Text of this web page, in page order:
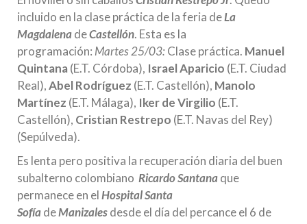
incluido en la clase práctica de la feria deLa
MagdalenadeCastellón. Esta es la
programación: Martes 25/03:Clase práctica. Manuel
Quintana(E.T. Córdoba), Israel Aparicio (E.T. Ciudad
Real),Abel Rodríguez (E.T. Castellón), Manolo
Martínez (E.T. Málaga), Iker de Virgilio (E.T.
Castellón), Cristian Restrepo (E.T. Navas del Rey)
(Sepúlveda).
Es lenta pero positiva la recuperación diaria del buen
subalterno colombiano Ricardo Santanaque
permanece en elHospital Santa
SofíadeManizalesdesde el día del percance el 6 de